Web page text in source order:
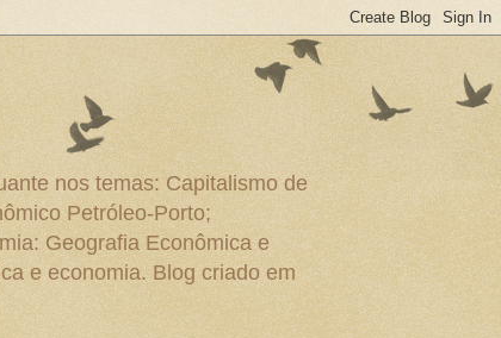
nos temas: Capitalismo de
Petróleo-Porto;
Geografia Econômica e
e economia. Blog criado em